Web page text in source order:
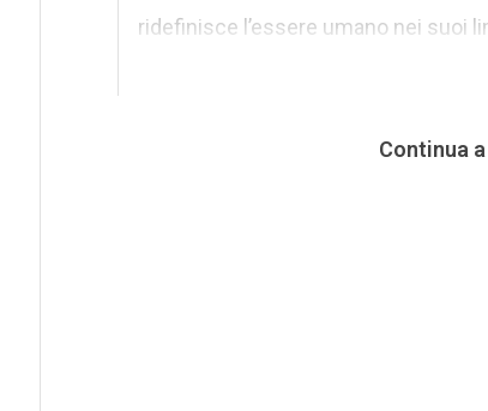
ridefinisce l’essere umano nei suoi
Continua